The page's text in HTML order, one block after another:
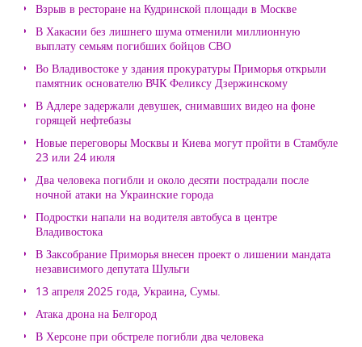
Взрыв в ресторане на Кудринской площади в Москве
В Хакасии без лишнего шума отменили миллионную
выплату семьям погибших бойцов СВО
Во Владивостоке у здания прокуратуры Приморья открыли
памятник основателю ВЧК Феликсу Дзержинскому
В Адлере задержали девушек, снимавших видео на фоне
горящей нефтебазы
Новые переговоры Москвы и Киева могут пройти в Стамбуле
23 или 24 июля
Два человека погибли и около десяти пострадали после
ночной атаки на Украинские города
Подростки напали на водителя автобуса в центре
Владивостока
В Заксобрание Приморья внесен проект о лишении мандата
независимого депутата Шульги
13 апреля 2025 года, Украина, Сумы.
Атака дрона на Белгород
В Херсоне при обстреле погибли два человека